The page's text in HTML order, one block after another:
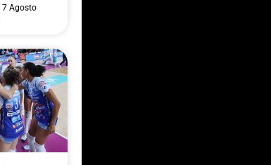
7 Agosto